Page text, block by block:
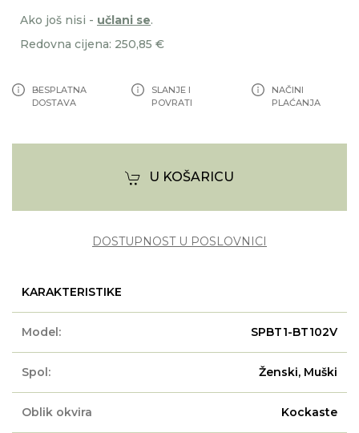
Ako još nisi - učlani se.
Redovna cijena: 250,85 €
BESPLATNA
DOSTAVA
SLANJE I
POVRATI
NAČINI
PLAĆANJA
U KOŠARICU
DOSTUPNOST U POSLOVNICI
KARAKTERISTIKE
Model: SPBT1-BT102V
Spol: Ženski, Muški
Oblik okvira Kockaste